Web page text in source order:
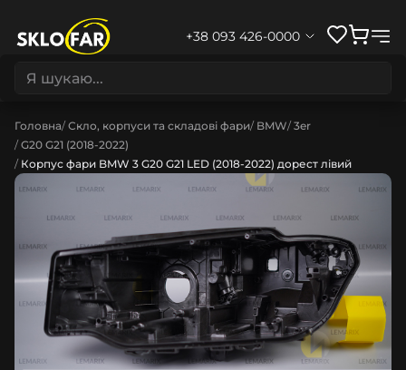
+38 093 426-0000
Головна Скло, корпуси та складові фари BMW 3er
G20 G21 (2018-2022)
Корпус фари BMW 3 G20 G21 LED (2018-2022) дорест лівий